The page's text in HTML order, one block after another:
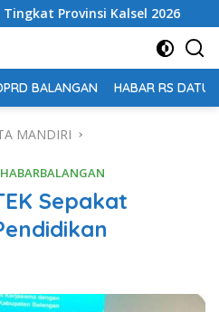
Provinsi Kalsel 2026
BALANGAN HABAR RS DATU
MANDIRI
HABARBALANGAN
Sepakat